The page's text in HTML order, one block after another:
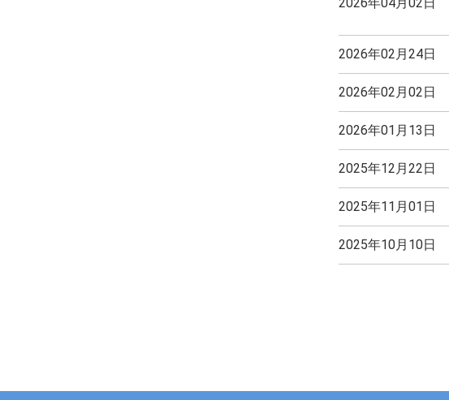
2026年02月24日
2026年02月02日
2026年01月13日
2025年12月22日
2025年11月01日
2025年10月10日